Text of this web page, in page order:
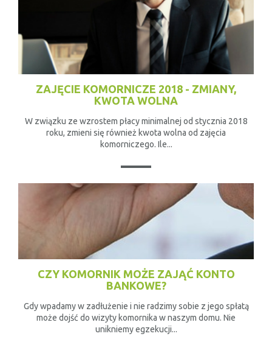
ZAJĘCIE KOMORNICZE 2018 - ZMIANY,
KWOTA WOLNA
W związku ze wzrostem płacy minimalnej od stycznia 2018
roku, zmieni się również kwota wolna od zajęcia
komorniczego. Ile...
CZY KOMORNIK MOŻE ZAJĄĆ KONTO
BANKOWE?
Gdy wpadamy w zadłużenie i nie radzimy sobie z jego spłatą
może dojść do wizyty komornika w naszym domu. Nie
unikniemy egzekucji...